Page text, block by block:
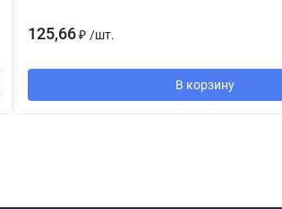
125,66 ₽ /шт.
В корзину